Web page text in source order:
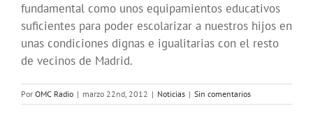
fundamental como unos equipamientos educativos
suficientes para poder escolarizar a nuestros hijos en
unas condiciones dignas e igualitarias con el resto
de vecinos de Madrid.
Por OMC Radio | marzo 22nd, 2012 | Noticias | Sin comentarios